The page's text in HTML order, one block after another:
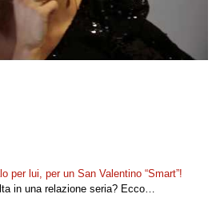
per lui, per un San Valentino “Smart”!
in una relazione seria? Ecco…